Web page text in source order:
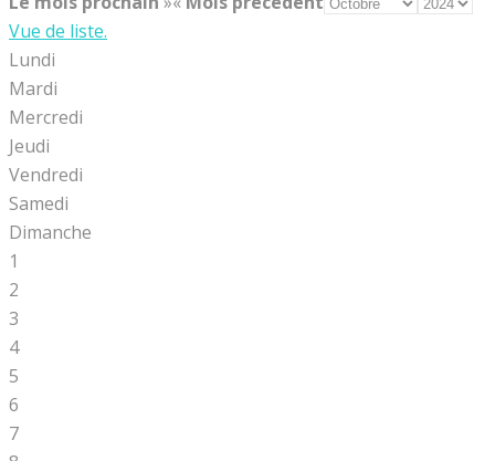
Vue de liste.
Lundi
Mardi
Mercredi
Jeudi
Vendredi
Samedi
Dimanche
1
2
3
4
5
6
7